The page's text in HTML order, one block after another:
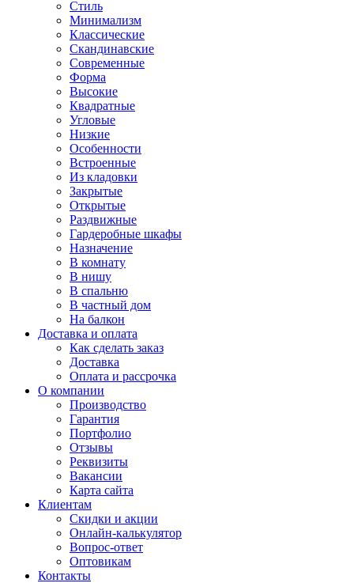
Стиль
Минимализм
Классические
Скандинавские
Современные
Форма
Высокие
Квадратные
Угловые
Низкие
Особенности
Встроенные
Из кладовки
Закрытые
Открытые
Раздвижные
Гардеробные шкафы
Назначение
В комнату
В нишу
В спальню
В частный дом
На балкон
Доставка и оплата
Как сделать заказ
Доставка
Оплата и рассрочка
О компании
Производство
Гарантия
Портфолио
Отзывы
Реквизиты
Вакансии
Карта сайта
Клиентам
Скидки и акции
Онлайн-калькулятор
Вопрос-ответ
Оптовикам
Контакты